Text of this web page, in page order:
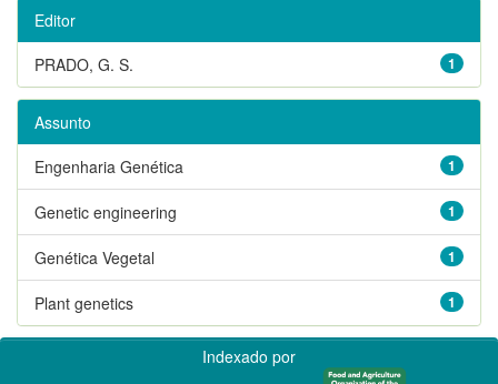
Editor
1
PRADO, G. S.
Assunto
1
Engenharia Genética
1
Genetic engineering
1
Genética Vegetal
1
Plant genetics
Indexado por